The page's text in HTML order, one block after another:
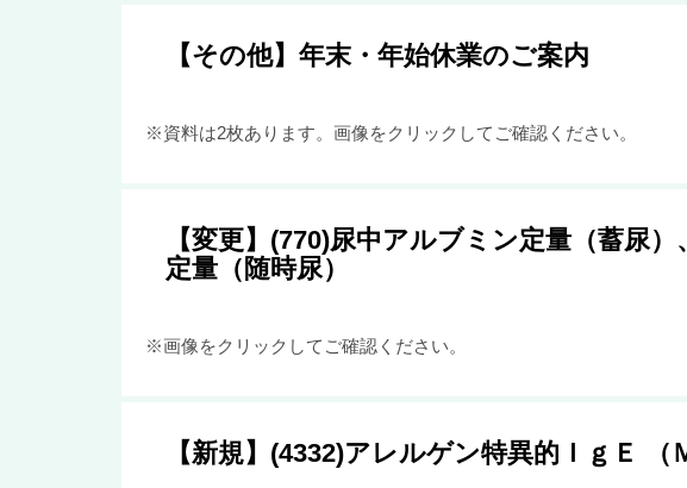
【その他】年末・年始休業のご案内
※資料は2枚あります。画像をクリックしてご確認ください。
【変更】(770)尿中アルブミン定量（蓄尿
定量（随時尿）
※画像をクリックしてご確認ください。
【新規】(4332)アレルゲン特異的ＩｇＥ （